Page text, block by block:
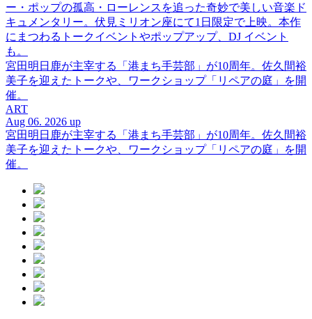
ー・ポップの孤高・ローレンスを追った奇妙で美しい音楽ド
キュメンタリー。伏見ミリオン座にて1日限定で上映。本作
にまつわるトークイベントやポップアップ、DJ イベント
も。
宮田明日鹿が主宰する「港まち手芸部」が10周年。佐久間裕
美子を迎えたトークや、ワークショップ「リペアの庭」を開
催。
ART
Aug 06. 2026 up
宮田明日鹿が主宰する「港まち手芸部」が10周年。佐久間裕
美子を迎えたトークや、ワークショップ「リペアの庭」を開
催。